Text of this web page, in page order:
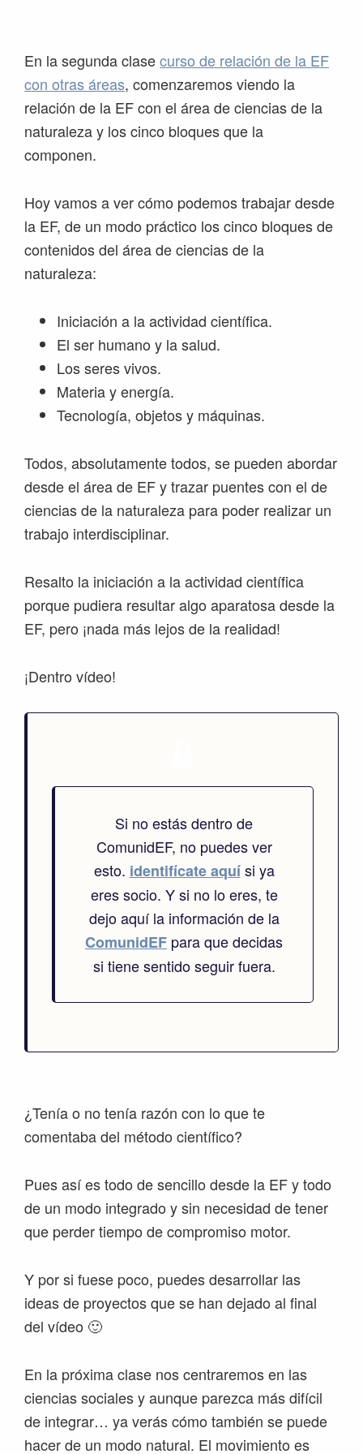
navegación
principal
contenido
principal
barra
lateral
principal
página
En la segunda clasecurso de relación de la EF
con otras áreas, comenzaremos viendo la
relación de la EF con el área de ciencias de la
naturaleza y los cinco bloques que la
componen.
Hoy vamos a ver cómo podemos trabajar desde
la EF, de un modo práctico los cinco bloques de
contenidos del área de ciencias de la
naturaleza:
Iniciación a la actividad científica.
El ser humano y la salud.
Los seres vivos.
Materia y energía.
Tecnología, objetos y máquinas.
Todos, absolutamente todos, se pueden abordar
desde el área de EF y trazar puentes con el de
ciencias de la naturaleza para poder realizar un
trabajo interdisciplinar.
Resalto la iniciación a la actividad científica
porque pudiera resultar algo aparatosa desde la
EF, pero ¡nada más lejos de la realidad!
¡Dentro vídeo!
Si no estás dentro de
ComunidEF, no puedes ver
esto. identifícate aquísi ya
eres socio. Y si no lo eres, te
dejo aquí la información de la
ComunidEF para que decidas
si tiene sentido seguir fuera.
¿Tenía o no tenía razón con lo que te
comentaba del método científico?
Pues así es todo de sencillo desde la EF y todo
de un modo integrado y sin necesidad de tener
que perder tiempo de compromiso motor.
Y por si fuese poco, puedes desarrollar las
ideas de proyectos que se han dejado al final
del vídeo 🙂
En la próxima clase nos centraremos en las
ciencias sociales y aunque parezca más difícil
de integrar… ya verás cómo también se puede
hacer de un modo natural. El movimiento es